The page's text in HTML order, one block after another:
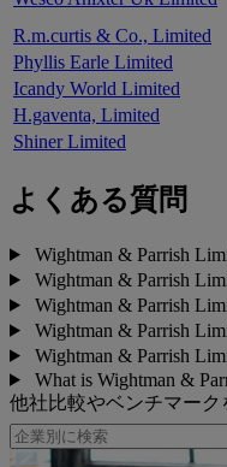
R.m.curtis & Co., Limited
Phyllis Earle Limited
Icandy World Limited
H.gaventa, Limited
Shiner Limited
よくある質問
Wightman & Parrish
Wightman & Parrish
Wightman & Parrish
Wightman & Parrish
Wightman & Parrish
What is Wightman &
他社比較やベンチマーク